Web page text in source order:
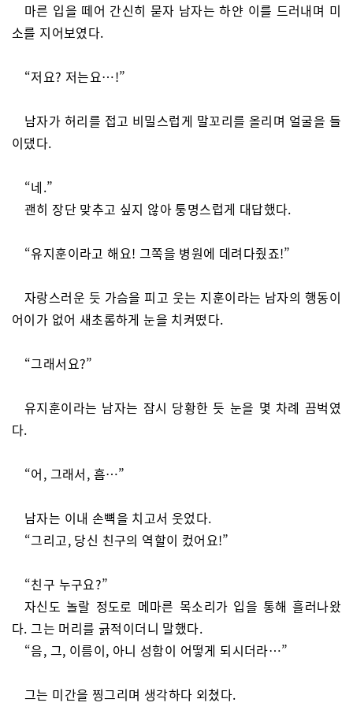
마른 입을 떼어 간신히 묻자 남자는 하얀 이를 드러내며 미
소를 지어보였다.
“저요? 저는요…!”
남자가 허리를 접고 비밀스럽게 말꼬리를 올리며 얼굴을 들
이댔다.
“네.”
괜히 장단 맞추고 싶지 않아 퉁명스럽게 대답했다.
“유지훈이라고 해요! 그쪽을 병원에 데려다줬죠!”
자랑스러운 듯 가슴을 피고 웃는 지훈이라는 남자의 행동이
어이가 없어 새초롬하게 눈을 치켜떴다.
“그래서요?”
유지훈이라는 남자는 잠시 당황한 듯 눈을 몇 차례 끔벅였
다.
“어, 그래서, 흠…”
남자는 이내 손뼉을 치고서 웃었다.
“그리고, 당신 친구의 역할이 컸어요!”
“친구 누구요?”
자신도 놀랄 정도로 메마른 목소리가 입을 통해 흘러나왔
다. 그는 머리를 긁적이더니 말했다.
“음, 그, 이름이, 아니 성함이 어떻게 되시더라…”
그는 미간을 찡그리며 생각하다 외쳤다.